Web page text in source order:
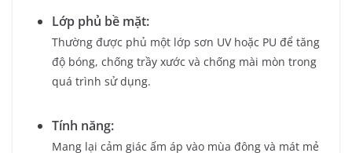
Lớp phủ bề mặt:
Thường được phủ một lớp sơn UV hoặc PU để tăng
độ bóng, chống trầy xước và chống mài mòn trong
quá trình sử dụng.
Tính năng:
Mang lại cảm giác ấm áp vào mùa đông và mát mẻ